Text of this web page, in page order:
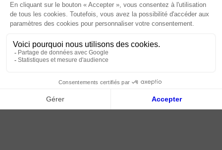
Livraison | Retour client
Nos tutos
Connexion / Inscription
2018 - 2026 © Tessella, Tous droits réservés